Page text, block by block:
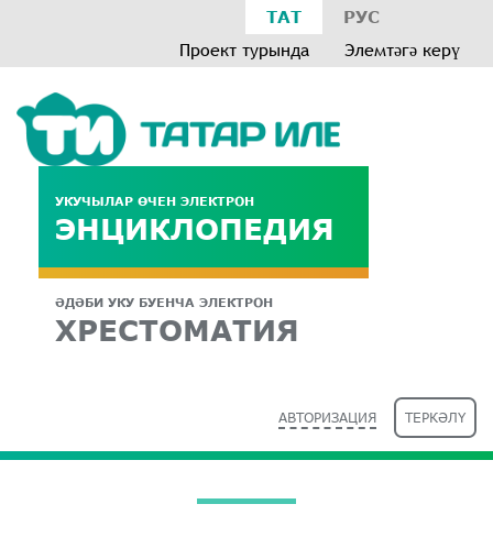
ТАТ РУС
Проект турында Элемтәгә керү
УКУЧЫЛАР ӨЧЕН ЭЛЕКТРОН
ЭНЦИКЛОПЕДИЯ
ӘДӘБИ УКУ БУЕНЧА ЭЛЕКТРОН
ХРЕСТОМАТИЯ
АВТОРИЗАЦИЯ ТЕРКӘЛҮ